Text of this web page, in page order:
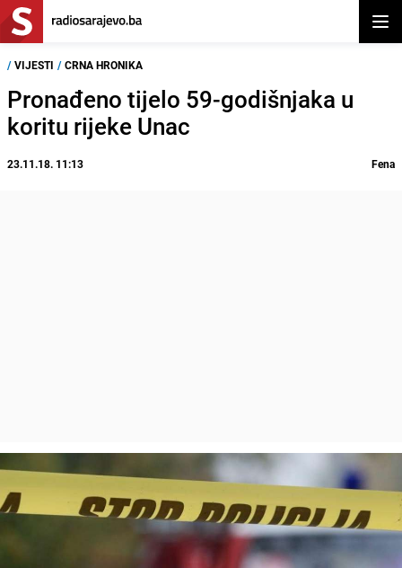
/ VIJESTI / CRNA HRONIKA
Pronađeno tijelo 59-godišnjaka u
koritu rijeke Unac
23.11.18. 11:13 Fena